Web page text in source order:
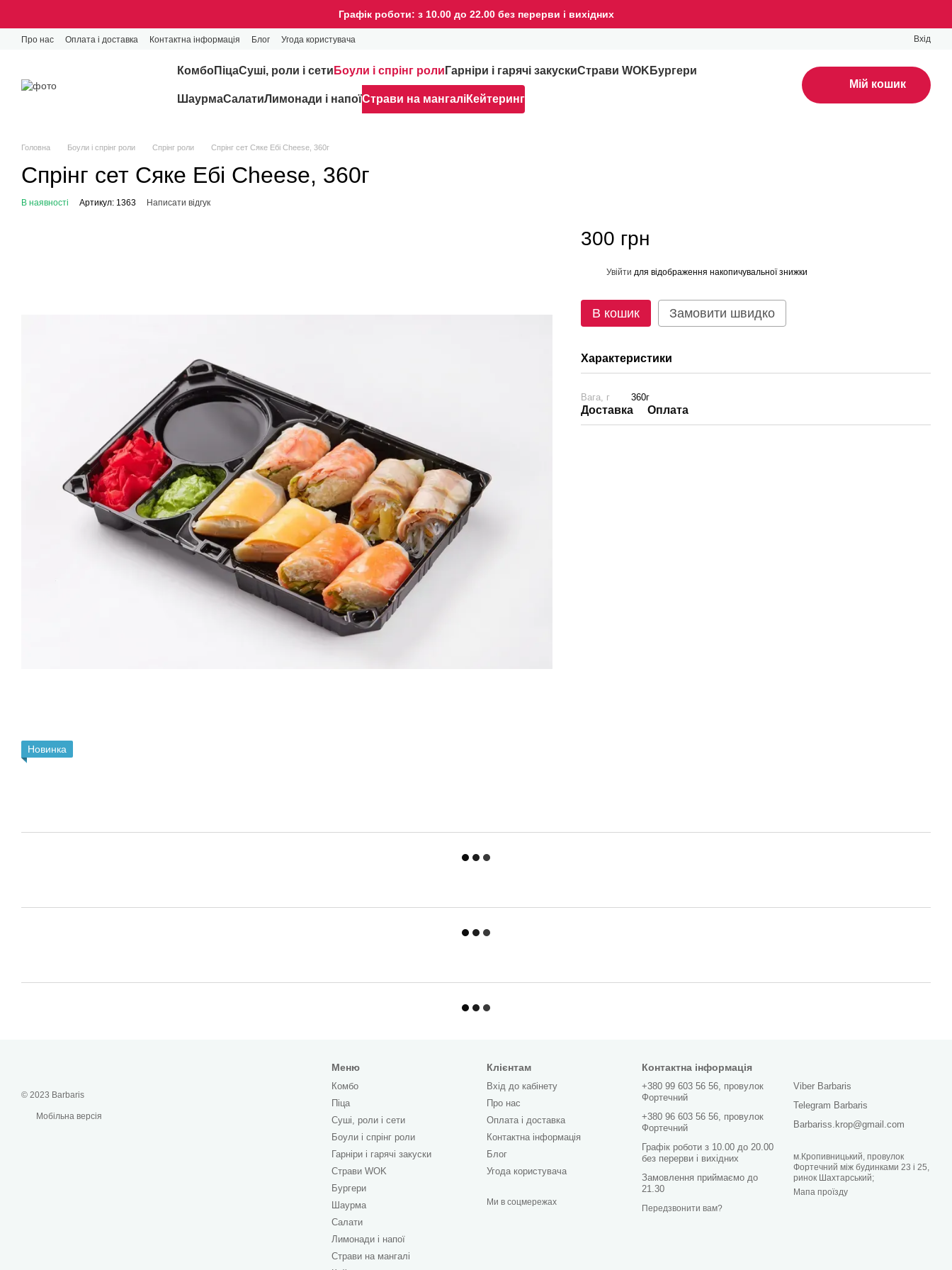
Графік роботи: з 10.00 до 22.00 без перерви і вихідних
Про нас Оплата і доставка Контактна інформація Блог Угода користувача Вхід
КомбоПіцаCуші, роли і сети Боули і спрінг роли Гарніри і гарячі закускиСтрави WOK Бургери
ШаурмаСалатиЛимонади і напоїСтрави на мангаліКейтеринг
Мій кошик
Головна Боули і спрінг роли Спрінг роли Спрінг сет Сяке Ебі Cheese, 360г
Спрінг сет Сяке Ебі Cheese, 360г
В наявності Артикул: 1363 Написати відгук
Новинка
300 грн
Увійти для відображення накопичувальної знижки
В кошик Замовити швидко
Характеристики
Вага, г 360г
Доставка Оплата
© 2023 Barbaris
Мобільна версія
Меню
Комбо
Піца
Cуші, роли і сети
Боули і спрінг роли
Гарніри і гарячі закуски
Страви WOK
Бургери
Шаурма
Салати
Лимонади і напої
Страви на мангалі
Клієнтам
Вхід до кабінету
Про нас
Оплата і доставка
Контактна інформація
Блог
Угода користувача
Ми в соцмережах
Контактна інформація
+380 99 603 56 56, провулок
Фортечний
+380 96 603 56 56, провулок
Фортечний
Графік роботи з 10.00 до 20.00
без перерви і вихідних
Замовлення приймаємо до
21.30
Передзвонити вам?
Viber Barbaris
Telegram Barbaris
Barbariss.krop@gmail.com
м.Кропивницький, провулок
Фортечний між будинками 23 і 25,
ринок Шахтарський;
Мапа проїзду